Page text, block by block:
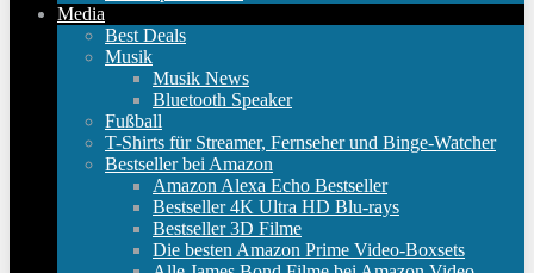
Media
Best Deals
Musik
Musik News
Bluetooth Speaker
Fußball
T-Shirts für Streamer, Fernseher und Binge-Watcher
Bestseller bei Amazon
Amazon Alexa Echo Bestseller
Bestseller 4K Ultra HD Blu-rays
Bestseller 3D Filme
Die besten Amazon Prime Video-Boxsets